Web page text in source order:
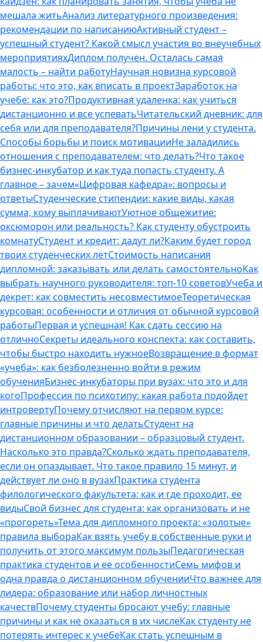
мешала житьАнализ литературного произведения:
рекомендации по написаниюАктивный студент –
успешный студент? Какой смысл участия во внеучебных
мероприятияхДиплом получен. Осталась самая
малость – найти работуНаучная новизна курсовой
работы: что это, как вписать в проектЗаработок на
учебе: как это?Продуктивная удаленка: как учиться
дистанционно и все успеватьЧитательский дневник: для
себя или для преподавателя?Причины лени у студента.
Способы борьбы и поиск мотивацииНе заладились
отношения с преподавателем: что делать?Что такое
бизнес-инкубатор и как туда попасть студенту. А
главное – зачем«Цифровая кафедра»: вопросы и
ответыСтуденческие стипендии: какие виды, какая
сумма, кому выплачиваютУютное общежитие:
оксюморон или реальность? Как студенту обустроить
комнатуСтудент и кредит: дадут ли?Каким будет город
твоих студенческих летСтоимость написания
дипломной: заказывать или делать самостоятельноКак
выбрать научного руководителя: топ-10 советовУчеба и
декрет: как совместить несовместимоеТеоретическая
курсовая: особенности и отличия от обычной курсовой
работыПервая и успешная! Как сдать сессию на
отличноСекреты идеального конспекта: как составить,
чтобы быстро находить нужноеВозвращение в формат
«учеба»: как безболезненно войти в режим
обученияБизнес-инкубаторы при вузах: что это и для
когоПрофессия по психотипу: какая работа подойдет
интровертуПочему отчисляют на первом курсе:
главные причины и что делатьСтудент на
дистанционном образовании – образцовый студент.
Насколько это правда?Сколько ждать преподавателя,
если он опаздывает. Что такое правило 15 минут, и
действует ли оно в вузахПрактика студента
филологического факультета: как и где проходит, ее
видыСвой бизнес для студента: как организовать и не
«прогореть»Тема для дипломного проекта: «золотые»
правила выбораКак взять учебу в собственные руки и
получить от этого максимум пользыПедагогическая
практика студентов и ее особенностиСемь мифов и
одна правда о дистанционном обученииЧто важнее для
лидера: образование или набор личностных
качествПочему студенты бросают учебу: главные
причины и как не оказаться в их числеКак студенту не
потерять интерес к учебеКак стать успешным в